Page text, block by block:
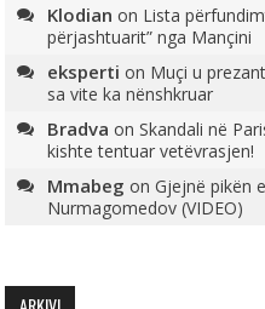
Klodian on Lista
përjashtuarit” nga Mançini
eksperti on Muçi u
sa vite ka nënshkruar
Bradva onSkandali në
kishte tentuar vetëvrasjen!
Mmabeg onGjejnë pikën
Nurmagomedov (VIDEO)